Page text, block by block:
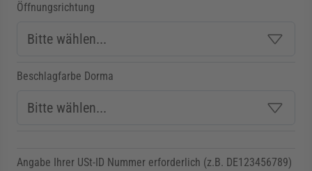
Öffnungsrichtung
Beschlagfarbe Dorma
Angabe Ihrer USt-ID Nummer erforderlich (z.B. DE123456789)